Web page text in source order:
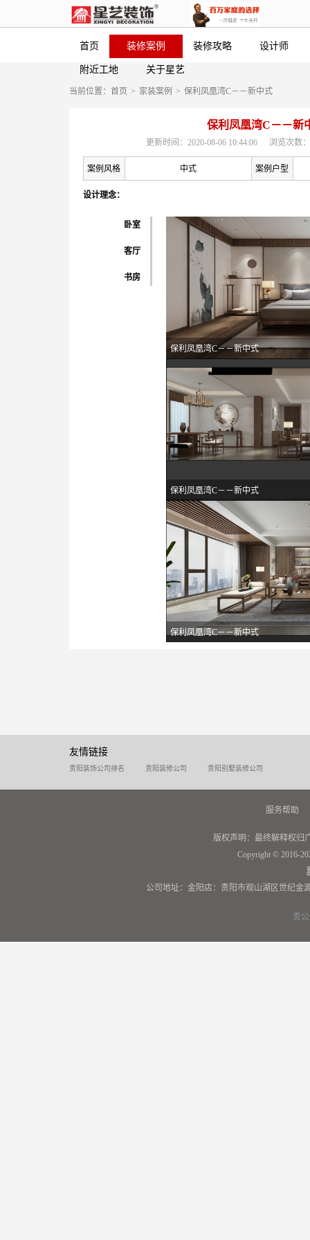
首页 装修案例 装修攻略 设计师
附近工地 关于星艺
当前位置： 首页 > 家装案例 > 保利凤凰湾C－－新中式
保利凤凰湾C－－新
更新时间：2020-08-06 10:44:06 浏览次数
案例风格 中式 案例户型
设计理念：
卧室
客厅
书房
保利凤凰湾C－－新中式
保利凤凰湾C－－新中式
保利凤凰湾C－－新中式
友情链接
贵阳装饰公司排名 贵阳装修公司 贵阳别墅装修公司
服务帮助
版权声明：最终解释权归
Copyright © 2016-
公司地址：金阳店：贵阳市观山湖区世纪金
贵